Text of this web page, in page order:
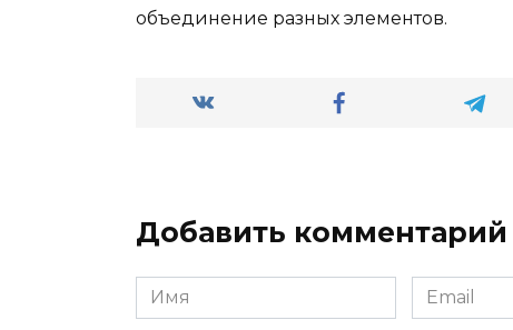
объединение разных элементов.
Добавить комментарий
Имя
*
Email
*